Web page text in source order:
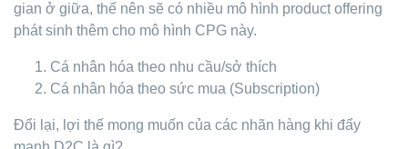
gian ở giữa, thế nên sẽ có nhiều mô hình product offering
phát sinh thêm cho mô hình CPG này.
Cá nhân hóa theo nhu cầu/sở thích
Cá nhân hóa theo sức mua (Subscription)
Đổi lại, lợi thế mong muốn của các nhãn hàng khi đẩy